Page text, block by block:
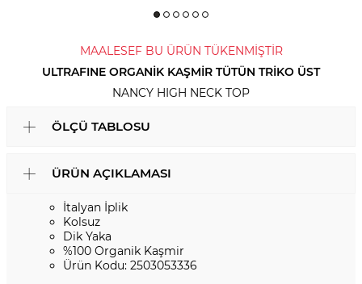
MAALESEF BU ÜRÜN TÜKENMİŞTİR
ULTRAFINE ORGANIK KAŞMIR TÜTÜN TRIKO ÜST
NANCY HIGH NECK TOP
ÖLÇÜ TABLOSU
ÜRÜN AÇIKLAMASI
İtalyan İplik
Kolsuz
Dik Yaka
%100 Organik Kaşmir
Ürün Kodu: 2503053336